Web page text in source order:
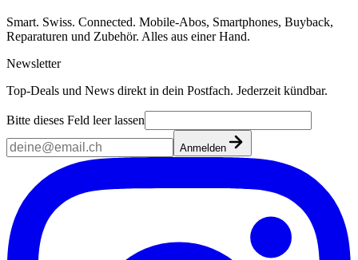
Smart. Swiss. Connected. Mobile-Abos, Smartphones, Buyback,
Reparaturen und Zubehör. Alles aus einer Hand.
Newsletter
Top-Deals und News direkt in dein Postfach. Jederzeit kündbar.
Bitte dieses Feld leer lassen
Anmelden